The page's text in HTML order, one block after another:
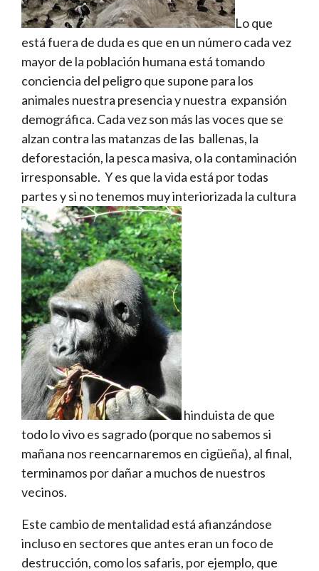
Lo que
está fuera de duda es que en un número cada vez
mayor de la población humana está tomando
conciencia del peligro que supone para los
animales nuestra presencia y nuestra expansión
demográfica. Cada vez son más las voces que se
alzan contra las matanzas de las ballenas, la
deforestación, la pesca masiva, o la contaminación
irresponsable. Y es que la vida está por todas
partes y si no tenemos muy interiorizada la cultura
hinduista de que
todo lo vivo es sagrado (porque no sabemos si
mañana nos reencarnaremos en cigüeña), al final,
terminamos por dañar a muchos de nuestros
vecinos.
Este cambio de mentalidad está afianzándose
incluso en sectores que antes eran un foco de
destrucción, como los safaris, por ejemplo, que